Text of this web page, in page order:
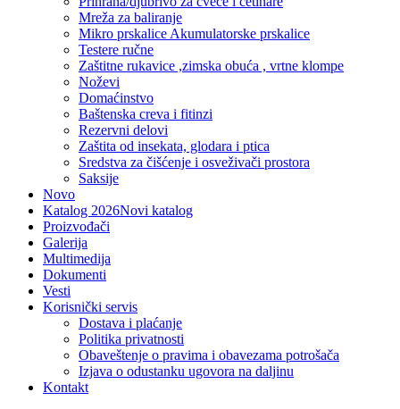
Mreža za baliranje
Mikro prskalice Akumulatorske prskalice
Testere ručne
Zaštitne rukavice ,zimska obuća , vrtne klompe
Noževi
Domaćinstvo
Baštenska creva i fitinzi
Rezervni delovi
Zaštita od insekata, glodara i ptica
Sredstva za čišćenje i osveživači prostora
Saksije
Novo
Katalog 2026Novi katalog
Proizvođači
Galerija
Multimedija
Dokumenti
Vesti
Korisnički servis
Dostava i plaćanje
Politika privatnosti
Obaveštenje o pravima i obavezama potrošača
Izjava o odustanku ugovora na daljinu
Kontakt